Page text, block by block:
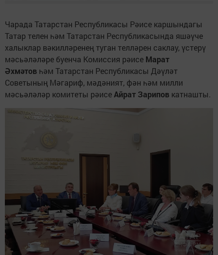
Чарада Татарстан Республикасы Рәисе каршындагы
Татар телен һәм Татарстан Республикасында яшәүче
халыклар вәкилләренең туган телләрен саклау, үстерү
мәсьәләләре буенча Комиссия рәисе Марат
Әхмәтов һәм Татарстан Республикасы Дәүләт
Советының Мәгариф, мәдәният, фән һәм милли
мәсьәләләр комитеты рәисеАйрат Зарипов катнашты.